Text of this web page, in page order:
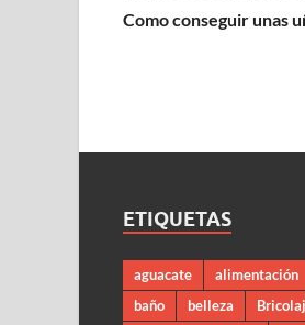
Como conseguir unas
ETIQUETAS
aguacate alimentación
baño
belleza